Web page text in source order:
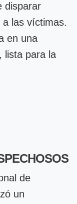
disparar
las víctimas.
en una
lista para la
de
un